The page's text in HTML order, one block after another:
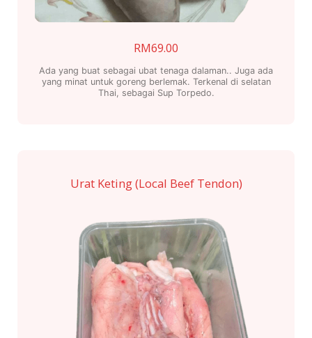
RM69.00
Ada yang buat sebagai ubat tenaga dalaman.. Juga ada
yang minat untuk goreng berlemak. Terkenal di selatan
Thai, sebagai Sup Torpedo.
Urat Keting (Local Beef Tendon)